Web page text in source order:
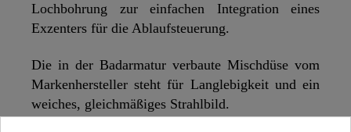
Lochbohrung zur einfachen Integration eines
Exzenters für die Ablaufsteuerung.
Die in der Badarmatur verbaute Mischdüse vom
Markenhersteller steht für Langlebigkeit und ein
weiches, gleichmäßiges Strahlbild.